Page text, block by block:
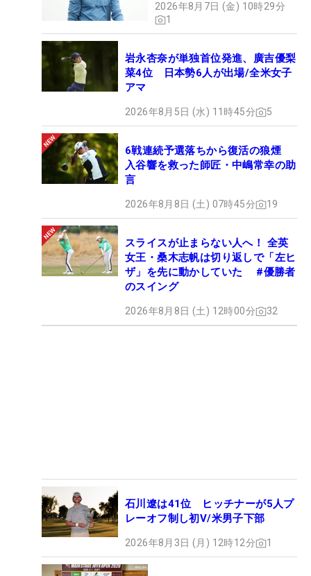
2026年8月7日 (金) 10時29分
1
岩永杏奈が単独首位発進、廣吉優梨
菜4位 日本勢6人が出場/全米女子
アマ
2026年8月5日 (水) 11時45分 5
6戦連続予選落ちから復活の狼煙
入谷響を救った師匠・中嶋常幸の助
言
2026年8月8日 (土) 07時45分 19
スライスが止まらない人へ！ 全英
女王・桑木志帆は切り返しで「左ヒ
ザ」を先に動かしていた #優勝者
のスイング
2026年8月8日 (土) 12時00分 32
石川遼は41位 ヒッチナーが5人プ
レーオフ制し初V/米男子下部
2026年8月3日 (月) 12時12分 1